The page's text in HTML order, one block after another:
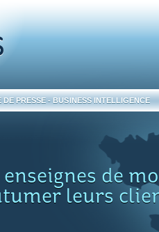
DE PRESSE - BUSINESS INTELLIGENCE
enseignes de
leurs